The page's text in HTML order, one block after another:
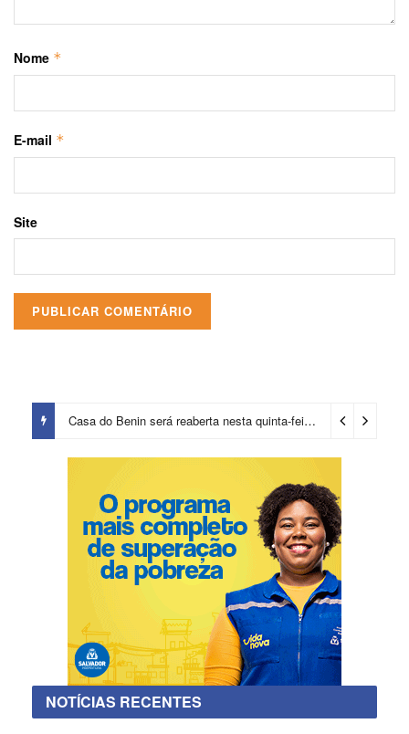
Nome *
E-mail *
Site
Casa do Benin será reaberta nesta quinta-feira (6) 3 dias ago
NOTÍCIAS RECENTES